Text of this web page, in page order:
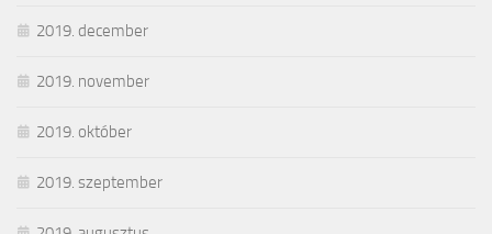
2019. december
2019. november
2019. október
2019. szeptember